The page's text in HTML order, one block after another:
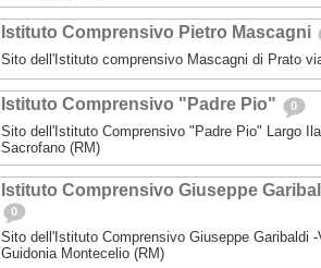
Istituto Comprensivo Pietro Mascagni
Sito dell'Istituto comprensivo Mascagni di Prato
Istituto Comprensivo "Padre Pio" 0
Sito dell'Istituto Comprensivo "Padre Pio" Largo
Sacrofano (RM)
Istituto Comprensivo Giuseppe
0
Sito dell'Istituto Comprensivo Giuseppe Garibaldi
Guidonia Montecelio (RM)